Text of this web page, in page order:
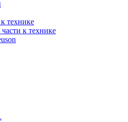
технике
к технике